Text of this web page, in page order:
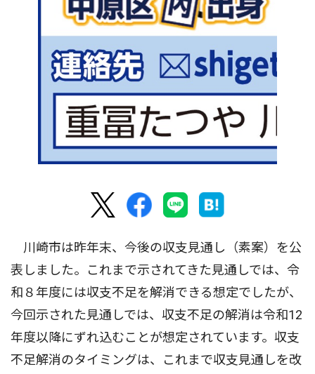
川崎市は昨年末、今後の収支見通し（素案）を公
表しました。これまで示されてきた見通しでは、令
和８年度には収支不足を解消できる想定でしたが、
今回示された見通しでは、収支不足の解消は令和12
年度以降にずれ込むことが想定されています。収支
不足解消のタイミングは、これまで収支見通しを改